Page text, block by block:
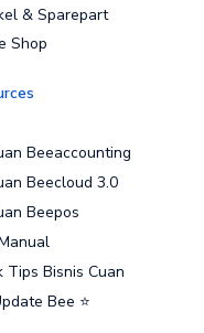
& Sparepart
Shop
Beeaccounting
Beecloud 3.0
Beepos
Tips Bisnis Cuan
Bee ⭐